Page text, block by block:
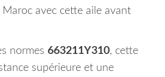
avec cette aile avant
normes 663211Y310, cette
supérieure et une